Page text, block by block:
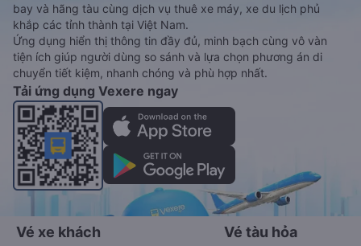
bay và hãng tàu cùng dịch vụ thuê xe máy, xe du lịch phủ
khắp các tỉnh thành tại Việt Nam.
Ứng dụng hiển thị thông tin đầy đủ, minh bạch cùng vô vàn
tiện ích giúp người dùng so sánh và lựa chọn phương án di
chuyển tiết kiệm, nhanh chóng và phù hợp nhất.
Tải ứng dụng Vexere ngay
Vé xe khách Vé tàu hỏa